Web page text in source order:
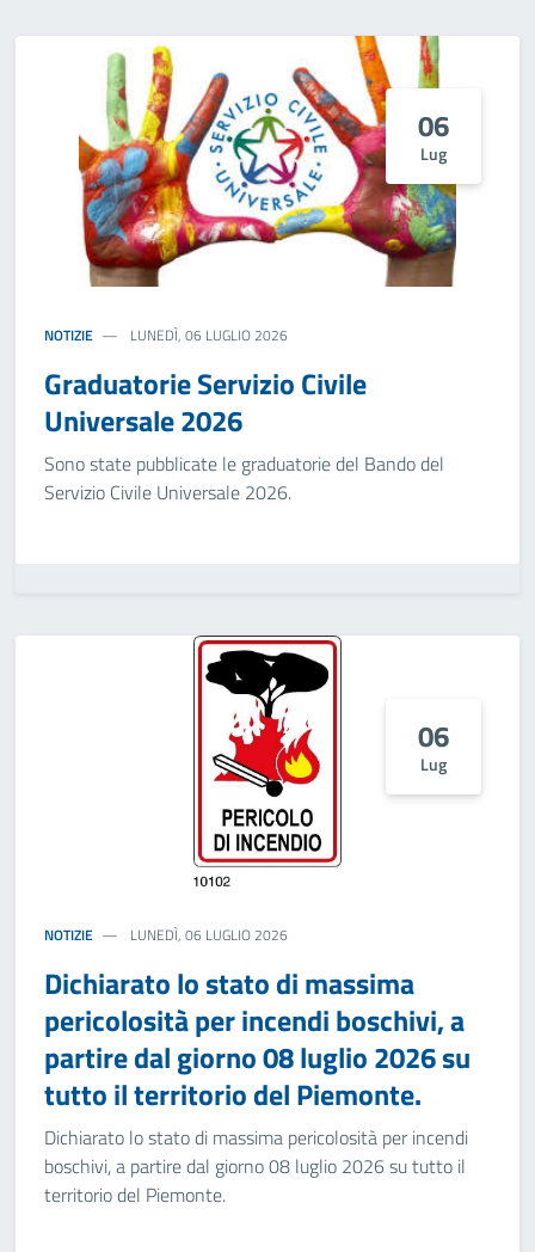
06
Lug
NOTIZIE LUNEDÌ, 06 LUGLIO 2026
Graduatorie Servizio Civile
Universale 2026
Sono state pubblicate le graduatorie del Bando del
Servizio Civile Universale 2026.
06
Lug
NOTIZIE LUNEDÌ, 06 LUGLIO 2026
Dichiarato lo stato di massima
pericolosità per incendi boschivi, a
partire dal giorno 08 luglio 2026 su
tutto il territorio del Piemonte.
Dichiarato lo stato di massima pericolosità per incendi
boschivi, a partire dal giorno 08 luglio 2026 su tutto il
territorio del Piemonte.